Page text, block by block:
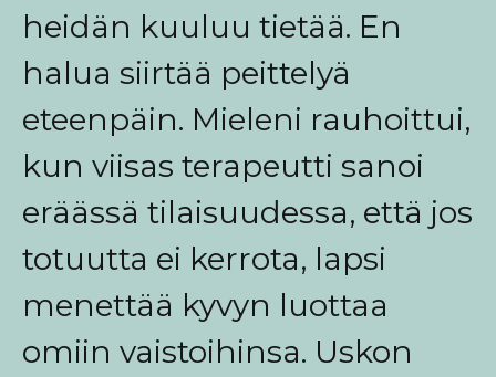
heidän kuuluu tietää. En
halua siirtää peittelyä
eteenpäin. Mieleni rauhoittui,
kun viisas terapeutti sanoi
eräässä tilaisuudessa, että jos
totuutta ei kerrota, lapsi
menettää kyvyn luottaa
omiin vaistoihinsa. Uskon